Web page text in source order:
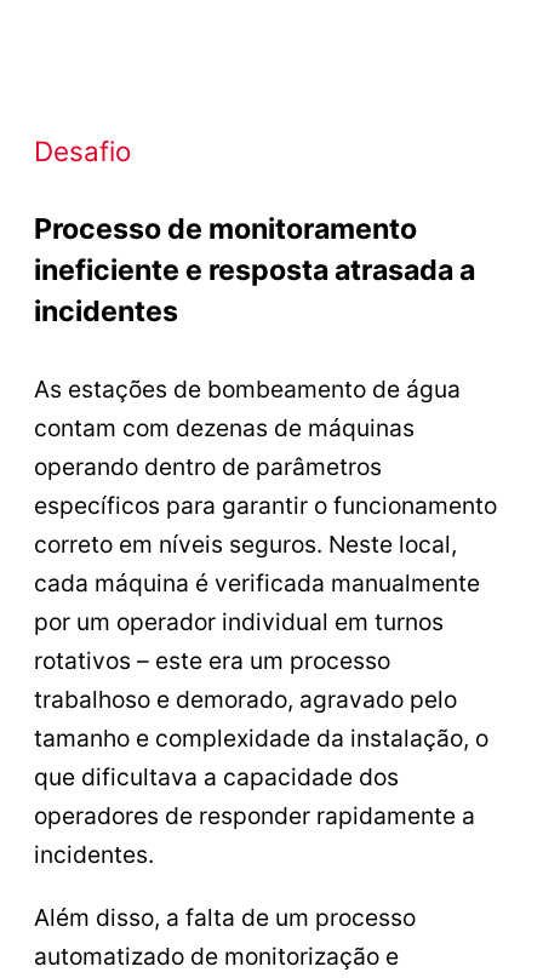
Desafio
Processo de monitoramento
ineficiente e resposta atrasada a
incidentes
As estações de bombeamento de água
contam com dezenas de máquinas
operando dentro de parâmetros
específicos para garantir o funcionamento
correto em níveis seguros. Neste local,
cada máquina é verificada manualmente
por um operador individual em turnos
rotativos – este era um processo
trabalhoso e demorado, agravado pelo
tamanho e complexidade da instalação, o
que dificultava a capacidade dos
operadores de responder rapidamente a
incidentes.
Além disso, a falta de um processo
automatizado de monitorização e